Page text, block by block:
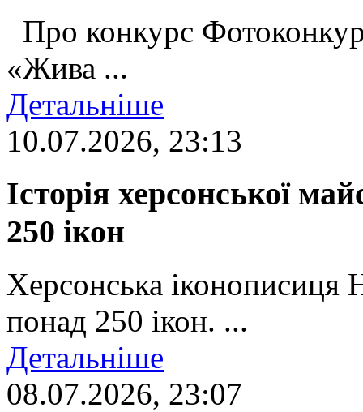
Про конкурс
«Жива ...
Детальніше
10.07.2026, 23:13
Історія херсонської
250 ікон
Херсонська іконописиця
понад 250 ікон. ...
Детальніше
08.07.2026, 23:07